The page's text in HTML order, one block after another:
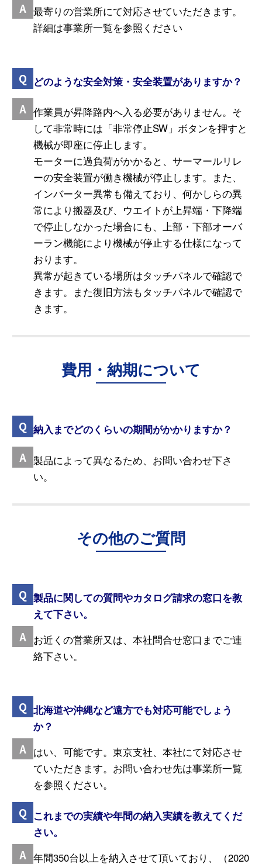
最寄りの営業所にて対応させていただきます。
詳細は事業所一覧を参照ください
どのような安全対策・安全装置がありますか？
作業員が昇降路内へ入る必要がありません。そ
して非常時には「非常停止SW」ボタンを押すと
機械が即座に停止します。
モーターに過負荷がかかると、サーマールリレ
ーの安全装置が働き機械が停止します。また、
インバーター異常も備えており、何かしらの異
常により搬器及び、ウエイトが上昇端・下降端
で停止しなかった場合にも、上部・下部オーバ
ーラン機能により機械が停止する仕様になって
おります。
異常が起きている場所はタッチパネルで確認で
きます。また復旧方法もタッチパネルで確認で
きます。
費用・納期について
納入までどのくらいの期間がかかりますか？
製品によって異なるため、お問い合わせ下さ
い。
その他のご質問
製品に関しての質問やカタログ請求の窓口を教
えて下さい。
お近くの営業所又は、本社問合せ窓口までご連
絡下さい。
北海道や沖縄など遠方でも対応可能でしょう
か？
はい、可能です。東京支社、本社にて対応させ
ていただきます。お問い合わせ先は事業所一覧
を参照ください。
これまでの実績や年間の納入実績を教えてくだ
さい。
年間350台以上を納入させて頂いており、（2020